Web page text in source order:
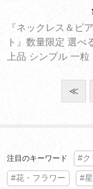
『ネックレス＆ピ
ト』数量限定 選べ
上品 シンプル 一
アクセサリー ゆう
≪
注目のキーワード #ク
#花・フラワー #